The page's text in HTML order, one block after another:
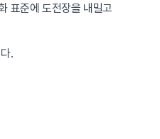
표준에 도전장을 내밀고
.